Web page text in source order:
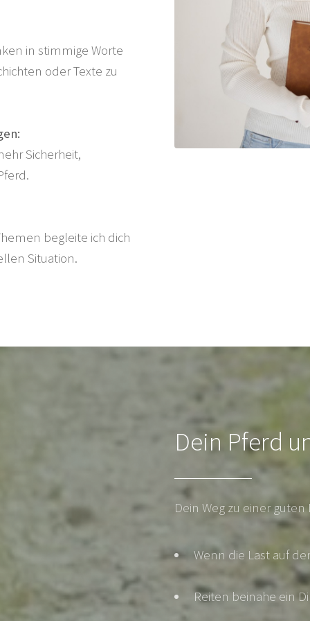
in stimmige Worte
oder Texte zu
Sicherheit,
begleite ich dich
Situation.
Dein Pferd
Dein Weg zu einer
Wenn die Last auf
Reiten beinahe ein